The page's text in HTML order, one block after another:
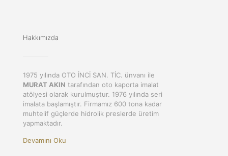
Hakkımızda
1975 yılında OTO İNCİ SAN. TİC. ünvanı ile
MURAT AKIN tarafından oto kaporta imalat
atölyesi olarak kurulmuştur. 1976 yılında seri
imalata başlamıştır. Firmamız 600 tona kadar
muhtelif güçlerde hidrolik preslerde üretim
yapmaktadır.
Devamını Oku